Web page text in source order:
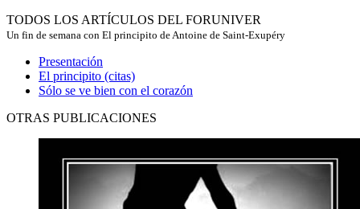
TODOS LOS ARTÍCULOS DEL FORUNIVER
Un fin de semana con El principito de Antoine de Saint-Exupéry
Presentación
El principito (citas)
Sólo se ve bien con el corazón
OTRAS PUBLICACIONES